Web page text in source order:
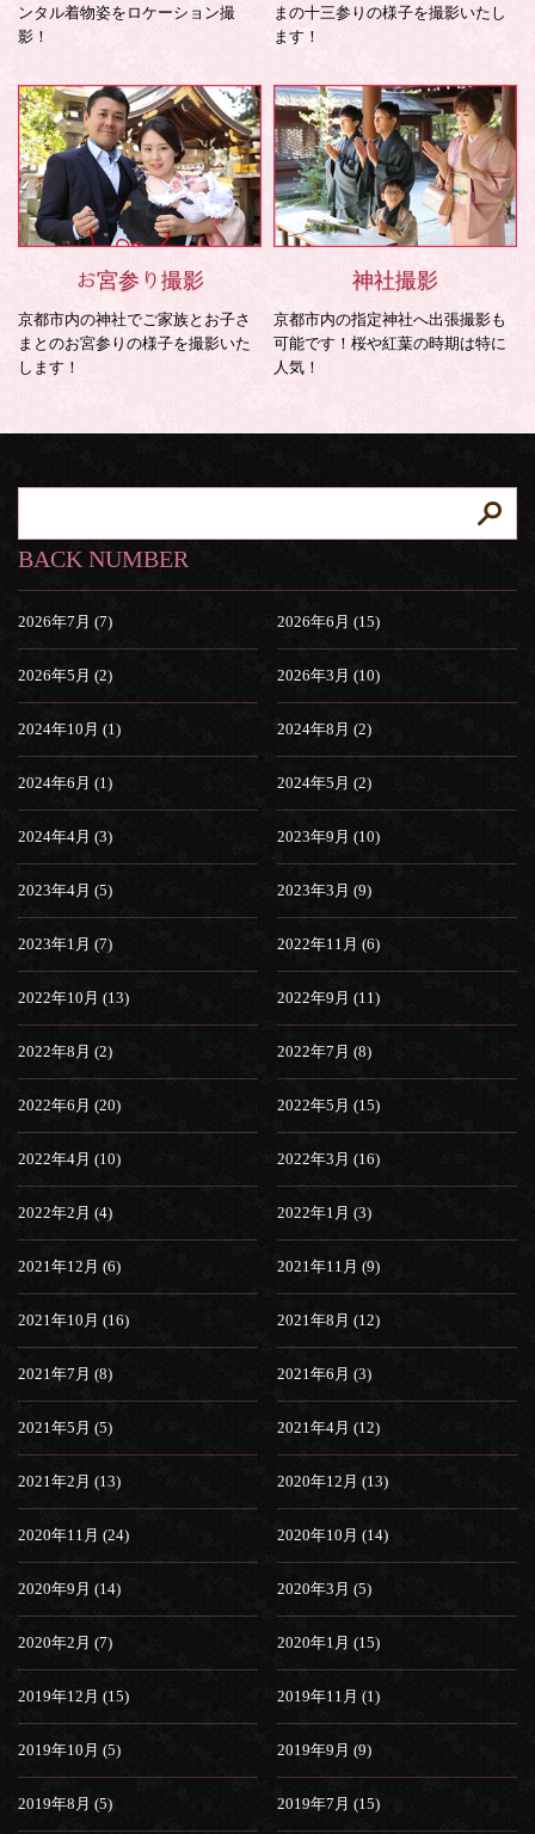
ンタル着物姿をロケーション撮
影！
まの十三参りの様子を撮影いたし
ます！
お宮参り撮影
京都市内の神社でご家族とお子さ
まとのお宮参りの様子を撮影いた
します！
神社撮影
京都市内の指定神社へ出張撮影も
可能です！桜や紅葉の時期は特に
人気！
BACK NUMBER
2026年7月 (7) 2026年6月 (15)
2026年5月 (2) 2026年3月 (10)
2024年10月 (1) 2024年8月 (2)
2024年6月 (1) 2024年5月 (2)
2024年4月 (3) 2023年9月 (10)
2023年4月 (5) 2023年3月 (9)
2023年1月 (7) 2022年11月 (6)
2022年10月 (13) 2022年9月 (11)
2022年8月 (2) 2022年7月 (8)
2022年6月 (20) 2022年5月 (15)
2022年4月 (10) 2022年3月 (16)
2022年2月 (4) 2022年1月 (3)
2021年12月 (6) 2021年11月 (9)
2021年10月 (16) 2021年8月 (12)
2021年7月 (8) 2021年6月 (3)
2021年5月 (5) 2021年4月 (12)
2021年2月 (13) 2020年12月 (13)
2020年11月 (24) 2020年10月 (14)
2020年9月 (14) 2020年3月 (5)
2020年2月 (7) 2020年1月 (15)
2019年12月 (15) 2019年11月 (1)
2019年10月 (5) 2019年9月 (9)
2019年8月 (5) 2019年7月 (15)